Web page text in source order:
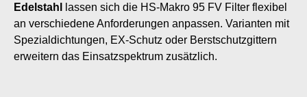
Edelstahl
lassen sich die HS-Makro 95 FV Filter flexibel
an verschiedene Anforderungen anpassen. Varianten mit
Spezialdichtungen, EX-Schutz oder Berstschutzgittern
erweitern das Einsatzspektrum zusätzlich.